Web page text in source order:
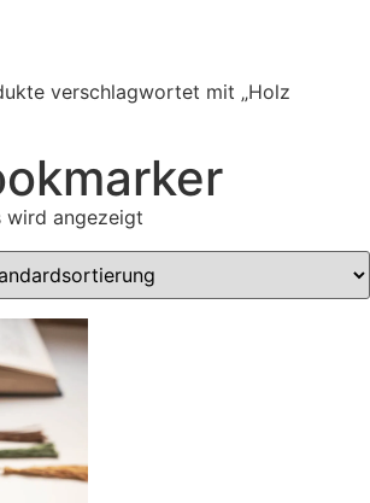
verschlagwortet mit „Holz
wird angezeigt